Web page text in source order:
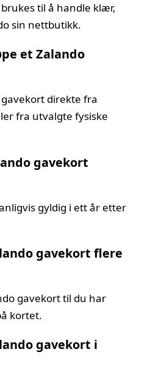
til å handle klær,
sin nettbutikk.
et Zalando
direkte fra
fra utvalgte fysiske
gavekort
gyldig i ett år etter
gavekort flere
gavekort til du har
kortet.
gavekort i